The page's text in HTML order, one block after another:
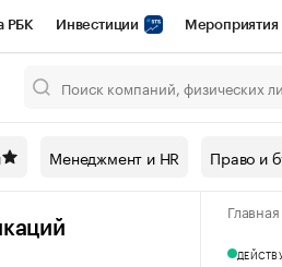
РБК Инвестиции Мероприятия
СПб Конференции СПб
и медиа Рынок наличной
Менеджмент и HR Право и
Главная